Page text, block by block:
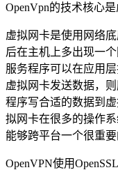
OpenVpn的技术核心
虚拟网卡是使用网络
后在主机上多出现一
服务程序可以在应用
虚拟网卡发送数据，
程序写合适的数据到
拟网卡在很多的操作
能够跨平台一个很重要
OpenVPN使用